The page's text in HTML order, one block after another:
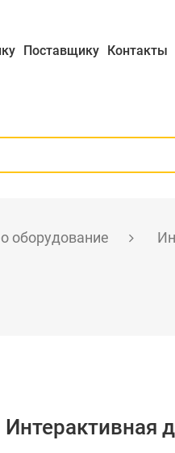
Поставщику Контакты
оборудование
Интерактивная